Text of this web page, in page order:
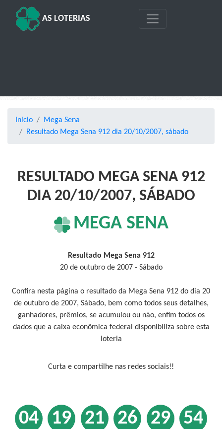
AS LOTERIAS
Início
Mega Sena
Resultado Mega Sena 912 dia 20/10/2007, sábado
RESULTADO MEGA SENA 912
DIA 20/10/2007, SÁBADO
MEGA SENA
Resultado Mega Sena 912
20 de outubro de 2007 - Sábado
Confira nesta página o resultado da Mega Sena 912 do dia 20
de outubro de 2007, Sábado, bem como todos seus detalhes,
ganhadores, prêmios, se acumulou ou não, enfim todos os
dados que a caixa econômica federal disponibiliza sobre esta
loteria
Curta e compartilhe nas redes sociais!!
04 19 21 26 29 54